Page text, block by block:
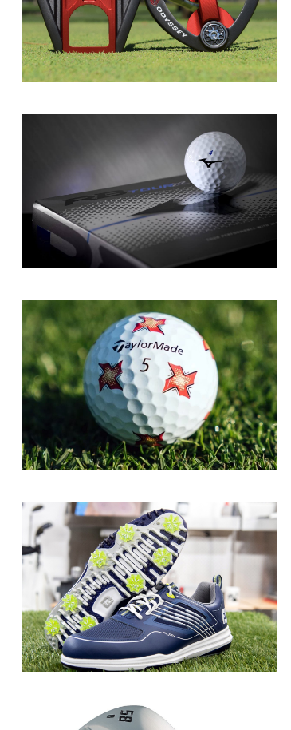
PUTTERS パター
OTHER その他
Our Mission 私たちの使命
ABOUT US MyGolfSpyJapanとは？